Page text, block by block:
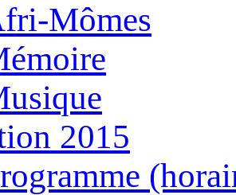
Mômes
2015